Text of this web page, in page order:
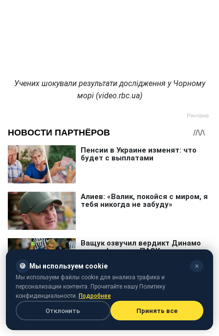
Учених шокували результати дослідження у Чорному
морі (video.rbc.ua)
чрезвычайные ситуации
🍪 Мы используем cookie ✕
Мы используем файлы cookie для анализа трафика и
персонализации контента. Прочитайте нашу Политику
конфиденциальности. Подробнее
Отклонить Принять все